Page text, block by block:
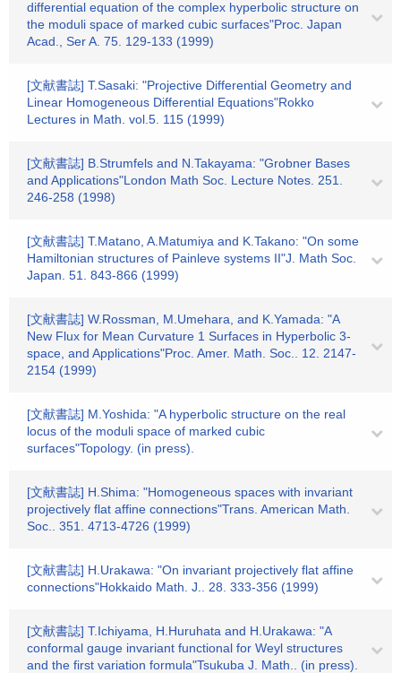
differential equation of the complex hyperbolic structure on
the moduli space of marked cubic surfaces"Proc. Japan
Acad., Ser A. 75. 129-133 (1999)
[文献書誌] T.Sasaki: "Projective Differential Geometry and
Linear Homogeneous Differential Equations"Rokko
Lectures in Math. vol.5. 115 (1999)
[文献書誌] B.Strumfels and N.Takayama: "Grobner Bases
and Applications"London Math Soc. Lecture Notes. 251.
246-258 (1998)
[文献書誌] T.Matano, A.Matumiya and K.Takano: "On some
Hamiltonian structures of Painleve systems II"J. Math Soc.
Japan. 51. 843-866 (1999)
[文献書誌] W.Rossman, M.Umehara, and K.Yamada: "A
New Flux for Mean Curvature 1 Surfaces in Hyperbolic 3-
space, and Applications"Proc. Amer. Math. Soc.. 12. 2147-
2154 (1999)
[文献書誌] M.Yoshida: "A hyperbolic structure on the real
locus of the moduli space of marked cubic
surfaces"Topology. (in press).
[文献書誌] H.Shima: "Homogeneous spaces with invariant
projectively flat affine connections"Trans. American Math.
Soc.. 351. 4713-4726 (1999)
[文献書誌] H.Urakawa: "On invariant projectively flat affine
connections"Hokkaido Math. J.. 28. 333-356 (1999)
[文献書誌] T.Ichiyama, H.Huruhata and H.Urakawa: "A
conformal gauge invariant functional for Weyl structures
and the first variation formula"Tsukuba J. Math.. (in press).